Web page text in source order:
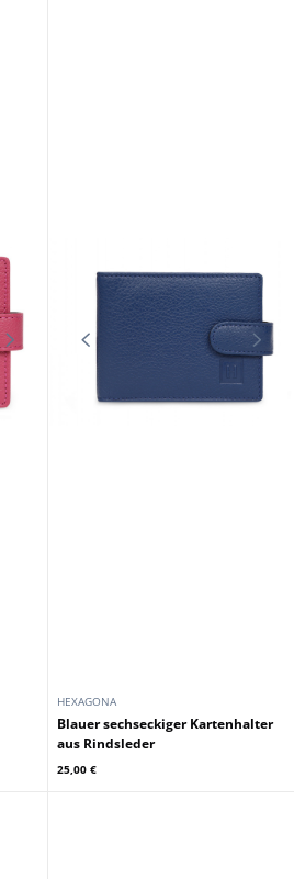
HEXAGONA
Blauer sechseckiger Kartenhalter
aus Rindsleder
25,00 €